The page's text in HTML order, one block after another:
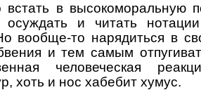
в высокоморальную
осуждать и читать
вообще-то нарядиться в
и тем самым
человеческая
хоть и нос хабебит хумус.